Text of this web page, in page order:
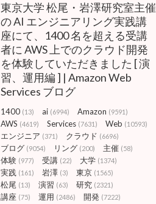
東京大学 松尾・岩澤研究室主催
の AI エンジニアリング実践講
座にて、1400 名を超える受講
者に AWS 上でのクラウド開発
を体験していただきました [ 演
習、運用編 ] | Amazon Web
Services ブログ
1400 (13) ai (6994) Amazon (9591)
AWS (4619) Services (7631) Web (10593)
エンジニア (371) クラウド (6696)
ブログ (9054) リング (200) 主催 (58)
体験 (977) 受講 (22) 大学 (1374)
実践 (161) 岩澤 (3) 東京 (1565)
松尾 (13) 演習 (63) 研究 (2321)
講座 (75) 運用 (2486) 開発 (7222)